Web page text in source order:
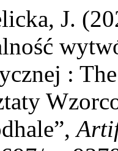
J.
: